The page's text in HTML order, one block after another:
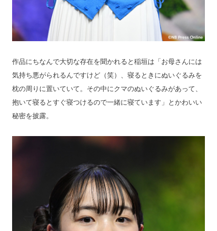
作品にちなんで大切な存在を聞かれると稲垣は「お母さんには
気持ち悪がられるんですけど（笑）、寝るときにぬいぐるみを
枕の周りに置いていて。その中にクマのぬいぐるみがあって、
抱いて寝るとすぐ寝つけるので一緒に寝ています」とかわいい
秘密を披露。